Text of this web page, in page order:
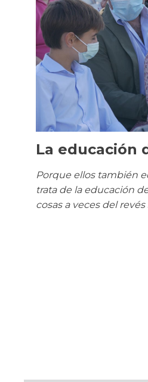
La educación
Porque ellos también
trata de la educación
cosas a veces del revés